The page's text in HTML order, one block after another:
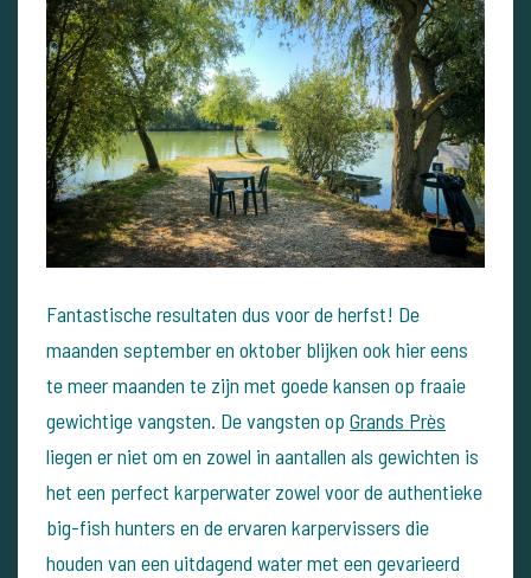
Fantastische resultaten dus voor de herfst! De
maanden september en oktober blijken ook hier eens
te meer maanden te zijn met goede kansen op fraaie
gewichtige vangsten. De vangsten op Grands Près
liegen er niet om en zowel in aantallen als gewichten is
het een perfect karperwater zowel voor de authentieke
big-fish hunters en de ervaren karpervissers die
houden van een uitdagend water met een gevarieerd